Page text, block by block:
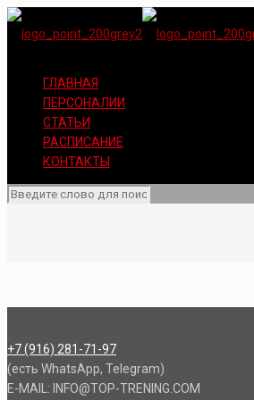
ГЛАВНАЯ
ПЕРСОНАЛИИ
СТАТЬИ
РАСПИСАНИЕ
КОНТАКТЫ
+7 (916) 281-71-97
(есть WhatsApp, Telegram)
E-MAIL: INFO@TOP-TRENING.COM